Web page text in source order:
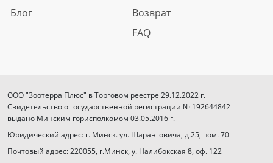
Блог
Возврат
FAQ
ООО "Зоотерра Плюс" в Торговом реестре 29.12.2022 г.
Свидетельство о государственной регистрации № 192644842
выдано Минским горисполкомом 03.05.2016 г.
Юридический адрес: г. Минск. ул. Шаранговича, д.25, пом. 70
Почтовый адрес: 220055, г.Минск, у. Налибокская 8, оф. 122